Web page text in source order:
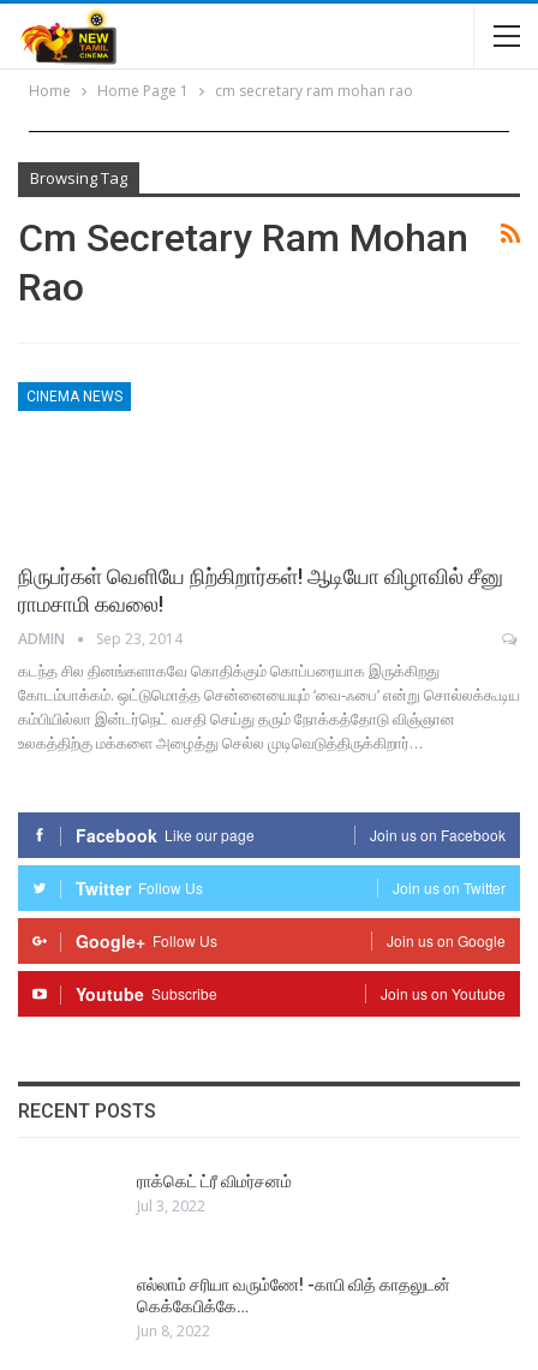
Home Home Page 1 cm secretary ram mohan rao
Browsing Tag
Cm Secretary Ram Mohan
Rao
CINEMA NEWS
நிருபர்கள் வெளியே நிற்கிறார்கள்! ஆடியோ விழாவில் சீனு
ராமசாமி கவலை!
ADMIN Sep 23, 2014
கடந்த சில தினங்களாகவே கொதிக்கும் கொப்பரையாக இருக்கிறது
கோடம்பாக்கம். ஒட்டுமொத்த சென்னையையும் ‘வை-ஃபை’ என்று சொல்லக்கூடிய
கம்பியில்லா இன்டர்நெட் வசதி செய்து தரும் நோக்கத்தோடு விஞ்ஞான
உலகத்திற்கு மக்களை அழைத்து செல்ல முடிவெடுத்திருக்கிறார்…
Facebook Like our page Join us on Facebook
Twitter Follow Us Join us on Twitter
Google+ Follow Us Join us on Google
Youtube Subscribe Join us on Youtube
RECENT POSTS
ராக்கெட் ட்ரீ விமர்சனம்
Jul 3, 2022
எல்லாம் சரியா வரும்ணே! -காபி வித் காதலுடன்
கெக்கேபிக்கே…
Jun 8, 2022